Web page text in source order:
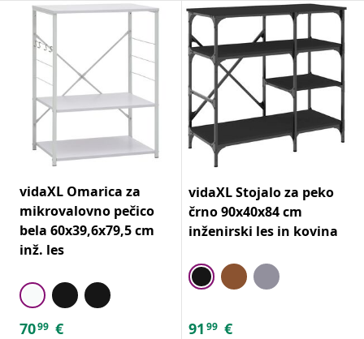
vidaXL Omarica za
mikrovalovno pečico
bela 60x39,6x79,5 cm
inž. les
7099 €
vidaXL Stojalo za peko
črno 90x40x84 cm
inženirski les in kovina
91 99 €